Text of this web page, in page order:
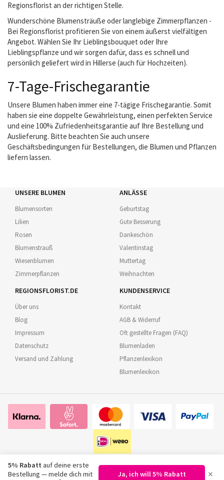
Regionsflorist an der richtigen Stelle.
Wunderschöne Blumensträuße oder langlebige Zimmerpflanzen -
Bei Regionsflorist profitieren Sie von einem äußerst vielfältigen
Angebot. Wählen Sie Ihr Lieblingsbouquet oder Ihre
Lieblingspflanze und wir sorgen dafür, dass es schnell und
persönlich geliefert wird in Hillerse (auch für Hochzeiten).
7-Tage-Frischegarantie
Unsere Blumen haben immer eine 7-tägige Frischegarantie. Somit
haben sie eine doppelte Gewährleistung, einen perfekten Service
und eine 100% Zufriedenheitsgarantie auf Ihre Bestellung und
Auslieferung. Bitte beachten Sie auch unsere
Geschäftsbedingungen für Bestellungen, die Blumen und Pflanzen
liefern lassen.
UNSERE BLUMEN
Blumensorten
Lilien
Rosen
Blumenstrauß
Wiesenblumen
Zimmerpflanzen
ANLÄSSE
Geburtstag
Gute Besserung
Dankeschön
Valentinstag
Muttertag
Weihnachten
REGIONSFLORIST.DE
Über uns
Blog
Impressum
Datenschutz
Versand und Zahlung
KUNDENSERVICE
Kontakt
AGB & Widerruf
Oft gestellte Fragen (FAQ)
Blumenladen
Pflanzenlexikon
Blumenlexikon
5% Rabatt auf deine erste
Bestellung — melde dich mit
Ja, ich will 5% Rabatt ×